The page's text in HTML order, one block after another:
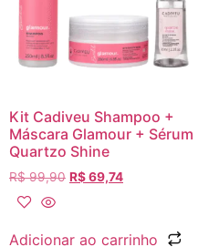
Kit Cadiveu Shampoo +
Máscara Glamour + Sérum
Quartzo Shine
R$99,90 R$69,74
Adicionar ao carrinho